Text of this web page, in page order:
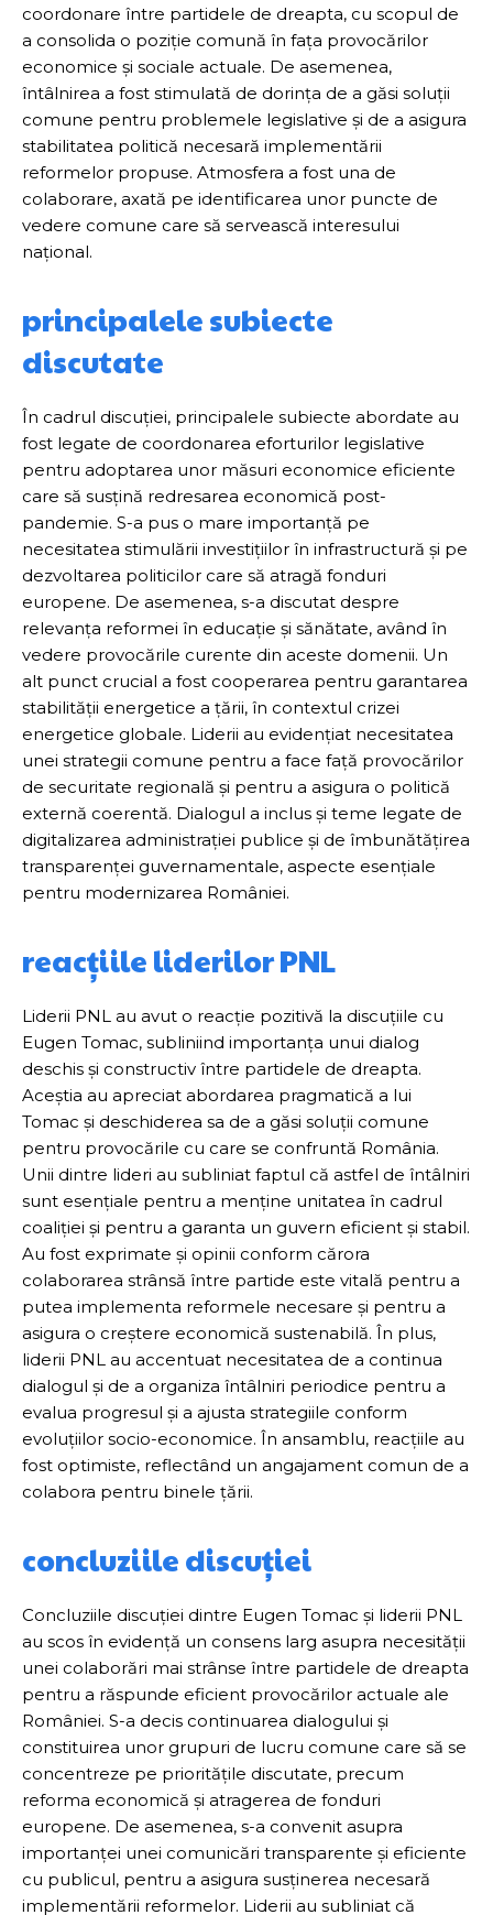
coordonare între partidele de dreapta, cu scopul de
a consolida o poziție comună în fața provocărilor
economice și sociale actuale. De asemenea,
întâlnirea a fost stimulată de dorința de a găsi soluții
comune pentru problemele legislative și de a asigura
stabilitatea politică necesară implementării
reformelor propuse. Atmosfera a fost una de
colaborare, axată pe identificarea unor puncte de
vedere comune care să servească interesului
național.
principalele subiecte
discutate
În cadrul discuției, principalele subiecte abordate au
fost legate de coordonarea eforturilor legislative
pentru adoptarea unor măsuri economice eficiente
care să susțină redresarea economică post-
pandemie. S-a pus o mare importanță pe
necesitatea stimulării investițiilor în infrastructură și pe
dezvoltarea politicilor care să atragă fonduri
europene. De asemenea, s-a discutat despre
relevanța reformei în educație și sănătate, având în
vedere provocările curente din aceste domenii. Un
alt punct crucial a fost cooperarea pentru garantarea
stabilității energetice a țării, în contextul crizei
energetice globale. Liderii au evidențiat necesitatea
unei strategii comune pentru a face față provocărilor
de securitate regională și pentru a asigura o politică
externă coerentă. Dialogul a inclus și teme legate de
digitalizarea administrației publice și de îmbunătățirea
transparenței guvernamentale, aspecte esențiale
pentru modernizarea României.
reacțiile liderilor PNL
Liderii PNL au avut o reacție pozitivă la discuțiile cu
Eugen Tomac, subliniind importanța unui dialog
deschis și constructiv între partidele de dreapta.
Aceștia au apreciat abordarea pragmatică a lui
Tomac și deschiderea sa de a găsi soluții comune
pentru provocările cu care se confruntă România.
Unii dintre lideri au subliniat faptul că astfel de întâlniri
sunt esențiale pentru a menține unitatea în cadrul
coaliției și pentru a garanta un guvern eficient și stabil.
Au fost exprimate și opinii conform cărora
colaborarea strânsă între partide este vitală pentru a
putea implementa reformele necesare și pentru a
asigura o creștere economică sustenabilă. În plus,
liderii PNL au accentuat necesitatea de a continua
dialogul și de a organiza întâlniri periodice pentru a
evalua progresul și a ajusta strategiile conform
evoluțiilor socio-economice. În ansamblu, reacțiile au
fost optimiste, reflectând un angajament comun de a
colabora pentru binele țării.
concluziile discuției
Concluziile discuției dintre Eugen Tomac și liderii PNL
au scos în evidență un consens larg asupra necesității
unei colaborări mai strânse între partidele de dreapta
pentru a răspunde eficient provocărilor actuale ale
României. S-a decis continuarea dialogului și
constituirea unor grupuri de lucru comune care să se
concentreze pe prioritățile discutate, precum
reforma economică și atragerea de fonduri
europene. De asemenea, s-a convenit asupra
importanței unei comunicări transparente și eficiente
cu publicul, pentru a asigura susținerea necesară
implementării reformelor. Liderii au subliniat că